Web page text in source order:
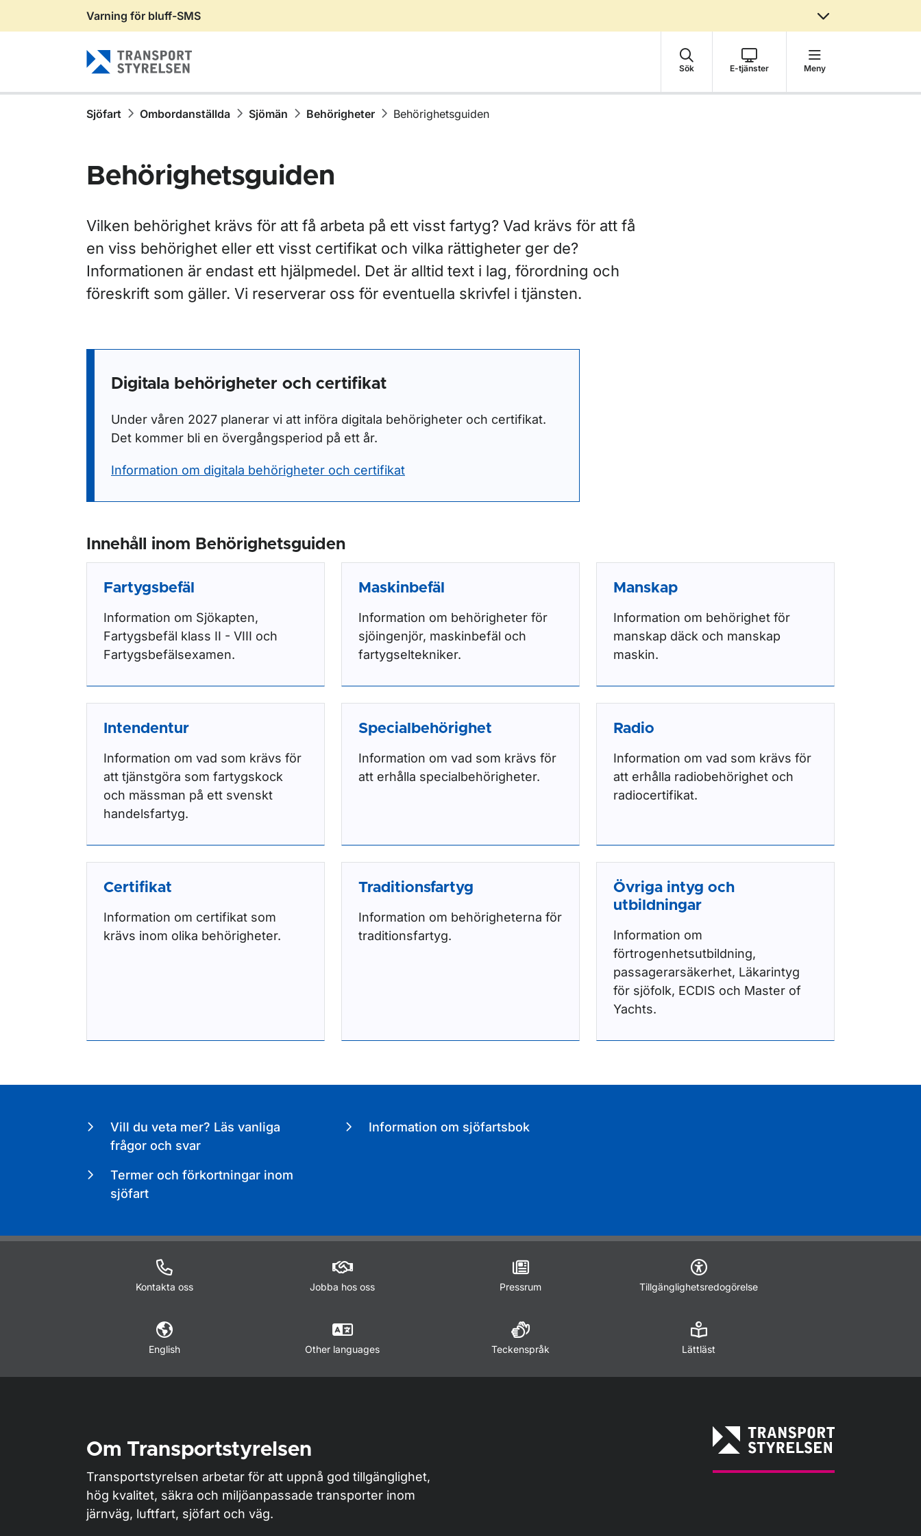
Gå till sidans innehåll
Varning för bluff-SMS
Sök E-tjänster Meny
Sjöfart Ombordanställda Sjömän Behörigheter Behörighetsguiden
Behörighetsguiden
Vilken behörighet krävs för att få arbeta på ett visst fartyg? Vad krävs för att få
en viss behörighet eller ett visst certifikat och vilka rättigheter ger de?
Informationen är endast ett hjälpmedel. Det är alltid text i lag, förordning och
föreskrift som gäller. Vi reserverar oss för eventuella skrivfel i tjänsten.
Digitala behörigheter och certifikat
Under våren 2027 planerar vi att införa digitala behörigheter och certifikat.
Det kommer bli en övergångsperiod på ett år.
Information om digitala behörigheter och certifikat
Innehåll inom Behörighetsguiden
Fartygsbefäl
Information om Sjökapten,
Fartygsbefäl klass II - VIII och
Fartygsbefälsexamen.
Maskinbefäl
Information om behörigheter för
sjöingenjör, maskinbefäl och
fartygseltekniker.
Manskap
Information om behörighet för
manskap däck och manskap
maskin.
Intendentur
Information om vad som krävs för
att tjänstgöra som fartygskock
och mässman på ett svenskt
handelsfartyg.
Specialbehörighet
Information om vad som krävs för
att erhålla specialbehörigheter.
Radio
Information om vad som krävs för
att erhålla radiobehörighet och
radiocertifikat.
Certifikat
Information om certifikat som
krävs inom olika behörigheter.
Traditionsfartyg
Information om behörigheterna för
traditionsfartyg.
Övriga intyg och
utbildningar
Information om
förtrogenhetsutbildning,
passagerarsäkerhet, Läkarintyg
för sjöfolk, ECDIS och Master of
Yachts.
Vill du veta mer? Läs vanliga
frågor och svar
Termer och förkortningar inom
sjöfart
Information om sjöfartsbok
Kontakta oss Jobba hos oss Pressrum Tillgänglighetsredogörelse
English Other languages Teckenspråk Lättläst
Om Transportstyrelsen
Transportstyrelsen arbetar för att uppnå god tillgänglighet,
hög kvalitet, säkra och miljöanpassade transporter inom
järnväg, luftfart, sjöfart och väg.